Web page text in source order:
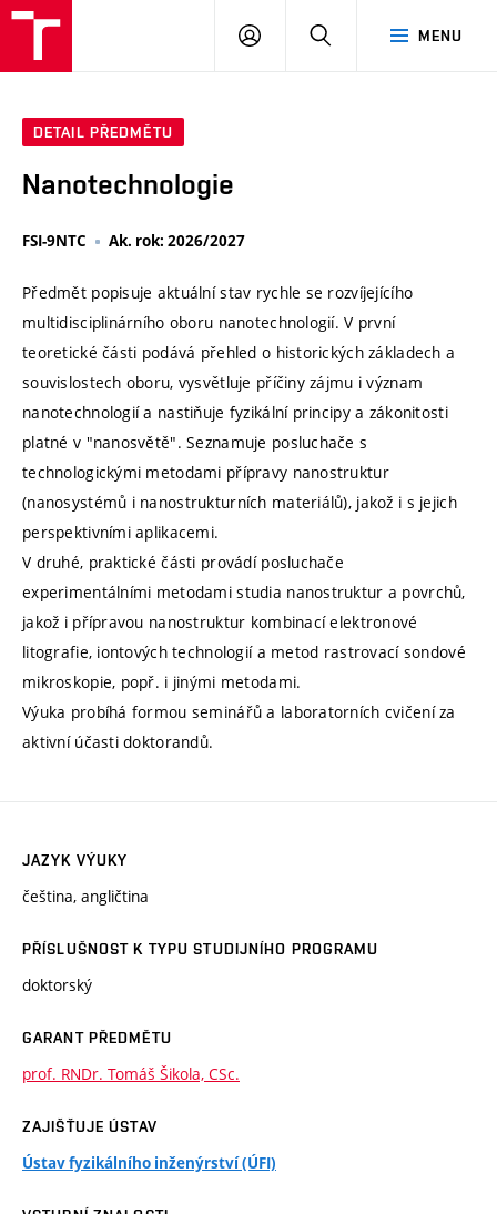
MENU
PŘIHLÁSIT
DETAIL PŘEDMĚTU
Nanotechnologie
FSI-9NTC Ak. rok: 2026/2027
Předmět popisuje aktuální stav rychle se rozvíjejícího
multidisciplinárního oboru nanotechnologií. V první
teoretické části podává přehled o historických základech a
souvislostech oboru, vysvětluje příčiny zájmu i význam
nanotechnologií a nastiňuje fyzikální principy a zákonitosti
platné v "nanosvětě". Seznamuje posluchače s
technologickými metodami přípravy nanostruktur
(nanosystémů i nanostrukturních materiálů), jakož i s jejich
perspektivními aplikacemi.
V druhé, praktické části provádí posluchače
experimentálními metodami studia nanostruktur a povrchů,
jakož i přípravou nanostruktur kombinací elektronové
litografie, iontových technologií a metod rastrovací sondové
mikroskopie, popř. i jinými metodami.
Výuka probíhá formou seminářů a laboratorních cvičení za
aktivní účasti doktorandů.
JAZYK VÝUKY
čeština, angličtina
PŘÍSLUŠNOST K TYPU STUDIJNÍHO PROGRAMU
doktorský
GARANT PŘEDMĚTU
prof. RNDr. Tomáš Šikola, CSc.
ZAJIŠŤUJE ÚSTAV
Ústav fyzikálního inženýrství (ÚFI)